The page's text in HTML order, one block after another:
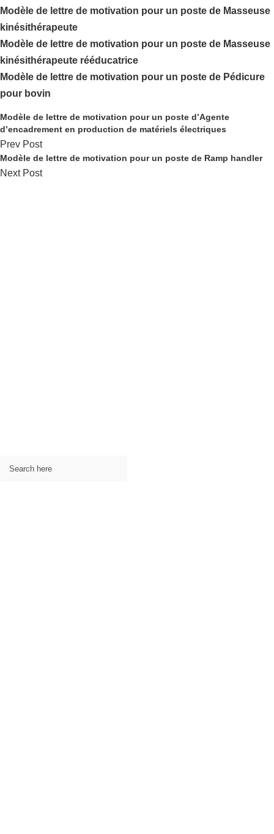
Modèle de lettre de motivation pour un poste de Masseuse
kinésithérapeute
Modèle de lettre de motivation pour un poste de Masseuse
kinésithérapeute rééducatrice
Modèle de lettre de motivation pour un poste de Pédicure
pour bovin
Modèle de lettre de motivation pour un poste d’Agente
d’encadrement en production de matériels électriques
Prev Post
Modèle de lettre de motivation pour un poste de Ramp handler
Next Post